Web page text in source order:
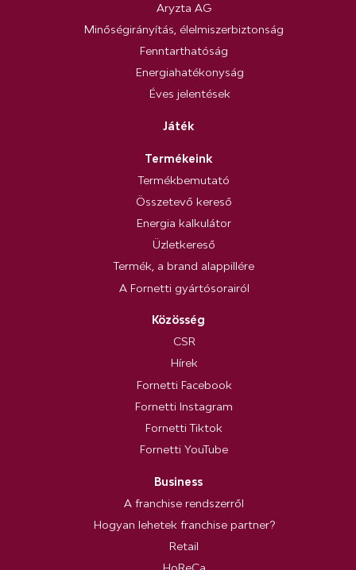
Aryzta AG
Minőségirányítás, élelmiszerbiztonság
Fenntarthatóság
Energiahatékonyság
Éves jelentések
Játék
Termékeink
Termékbemutató
Összetevő kereső
Energia kalkulátor
Üzletkereső
Termék, a brand alappillére
A Fornetti gyártósorairól
Közösség
CSR
Hírek
Fornetti Facebook
Fornetti Instagram
Fornetti Tiktok
Fornetti YouTube
Business
A franchise rendszerről
Hogyan lehetek franchise partner?
Retail